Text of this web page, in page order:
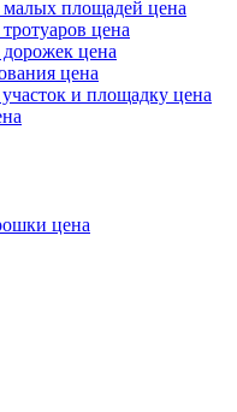
малых площадей цена
цена
цена
цена
участок и площадку цена
цена